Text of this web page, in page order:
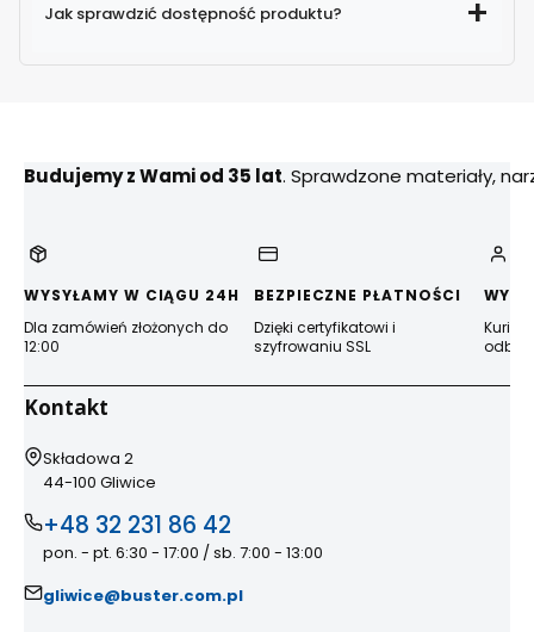
Jak sprawdzić dostępność produktu?
Budujemy z Wami od 35 lat. Sprawdzone materiały,
WYSYŁAMY W CIĄGU 24H
Dla zamówień złożonych do
12:00
BEZPIECZNE PŁATNOŚCI
Dzięki certyfikatowi i
szyfrowaniu SSL
Kontakt
Adres:
Składowa 2
44-100 Gliwice
+48 32 231 86 42
pon. - pt. 6:30 - 17:00 / sb. 7:00 - 13:00
gliwice@buster.com.pl